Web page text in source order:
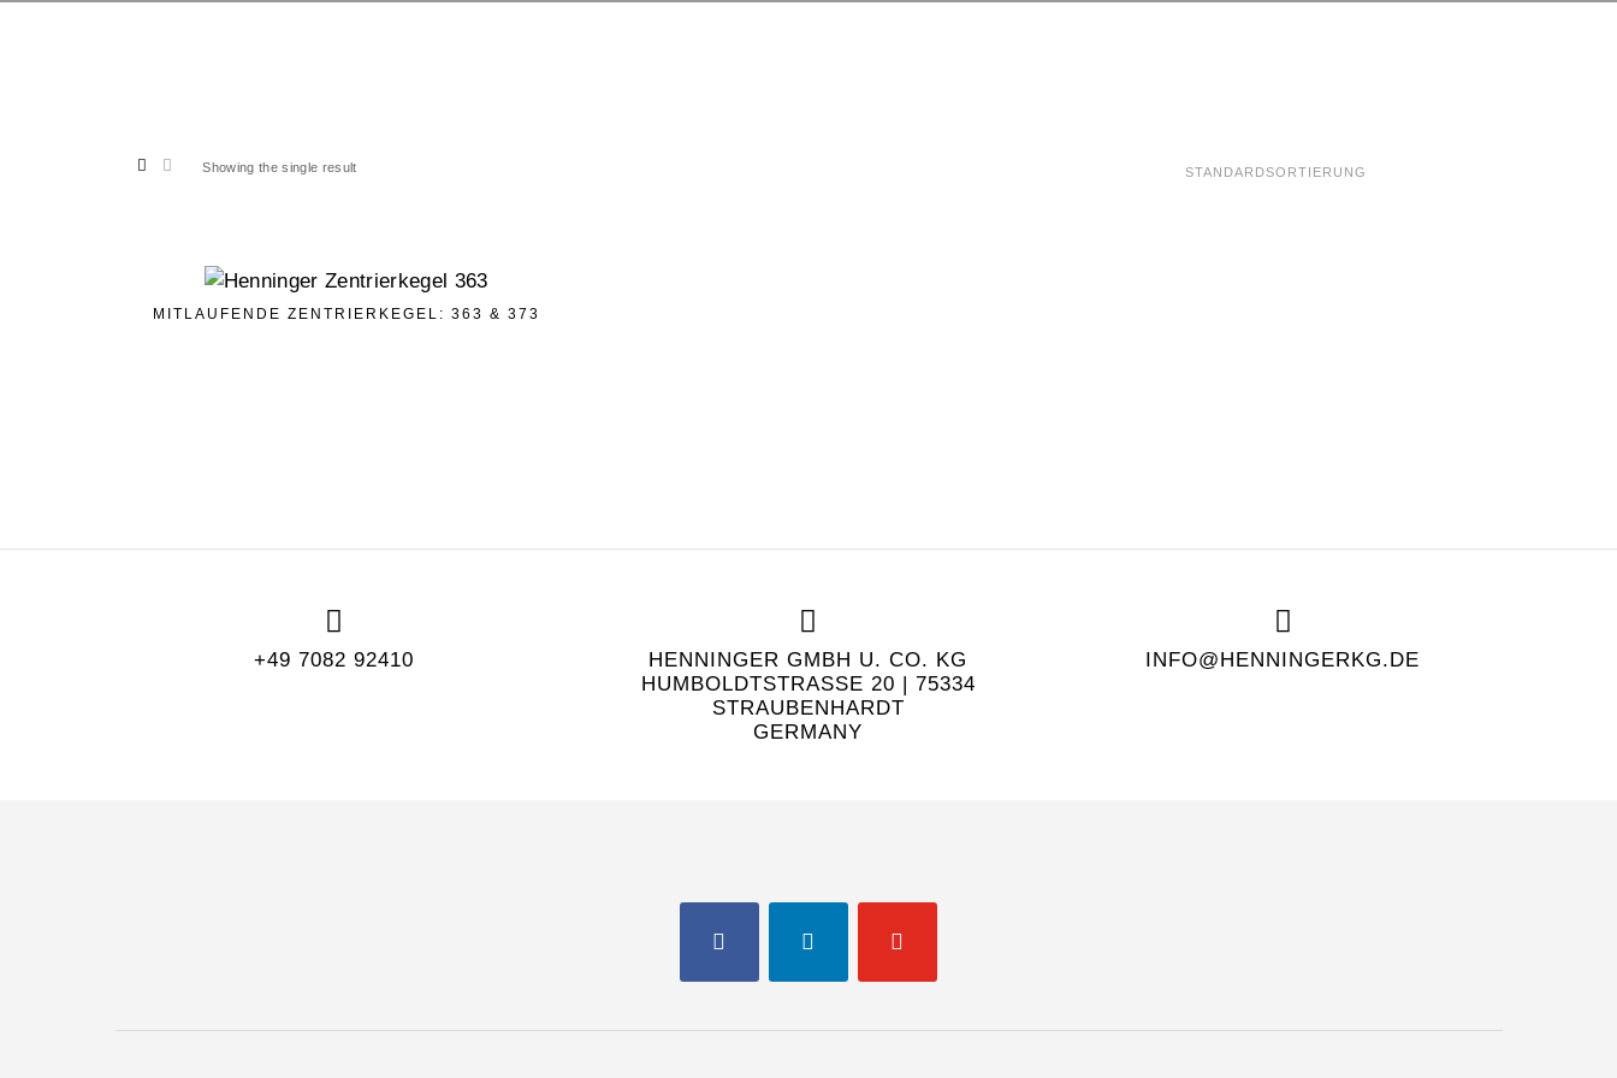
Showing the single result
MITLAUFENDE ZENTRIERKEGEL: 363 & 373
+49 7082 92410
HENNINGER GMBH U. CO. KG
HUMBOLDTSTRASSE 20 | 75334 S
TRAUBENHARDT
GERMANY
INFO@HENNINGERKG.DE